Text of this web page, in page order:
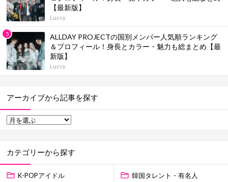
【最新版】
Luccy
ALLDAY PROJECTの国別メンバー人気順ランキング
＆プロフィール！身長とカラー・魅力も総まとめ【最
新版】
Luccy
アーカイブから記事を探す
カテゴリーから探す
K-POPアイドル 韓国タレント・有名人